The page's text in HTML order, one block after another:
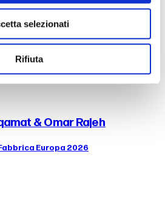
selezionati
Rifiuta
il lupo
Drusilla Foer, voce narrante
& Omar Rajeh
Europa 2026